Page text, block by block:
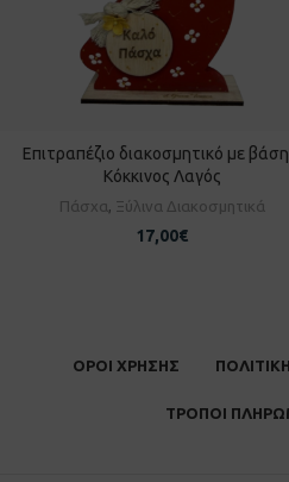
ΠΡΟΣΘΉΚΗ ΣΤΟ ΚΑΛΆΘΙ
Επιτραπέζιο διακοσμητικό με
Κόκκινος Λαγός
Πάσχα, Ξύλινα Διακοσμητικά
17,00€
ΟΡΟΙ ΧΡΗΣΗΣ
ΤΡΟΠΟΙ